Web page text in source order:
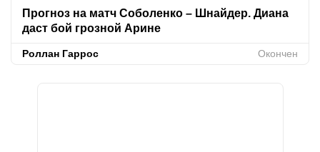
Прогноз на матч Соболенко – Шнайдер. Диана
даст бой грозной Арине
Роллан Гаррос Окончен